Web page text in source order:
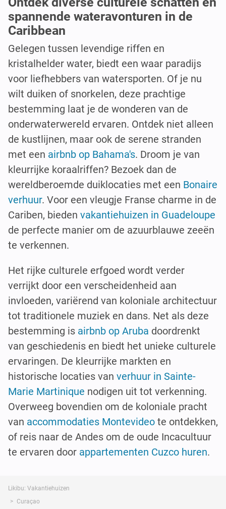
spannende wateravonturen in de
Caribbean
Gelegen tussen levendige riffen en
kristalhelder water, biedt een waar paradijs
voor liefhebbers van watersporten. Of je nu
wilt duiken of snorkelen, deze prachtige
bestemming laat je de wonderen van de
onderwaterwereld ervaren. Ontdek niet alleen
de kustlijnen, maar ook de serene stranden
met een airbnb op Bahama's. Droom je van
kleurrijke koraalriffen? Bezoek dan de
wereldberoemde duiklocaties met een Bonaire
verhuur. Voor een vleugje Franse charme in de
Cariben, bieden vakantiehuizen in Guadeloupe
de perfecte manier om de azuurblauwe zeeën
te verkennen.
Het rijke culturele erfgoed wordt verder
verrijkt door een verscheidenheid aan
invloeden, variërend van koloniale architectuur
tot traditionele muziek en dans. Net als deze
bestemming is airbnb op Aruba doordrenkt
van geschiedenis en biedt het unieke culturele
ervaringen. De kleurrijke markten en
historische locaties van verhuur in Sainte-
Marie Martinique nodigen uit tot verkenning.
Overweeg bovendien om de koloniale pracht
van accommodaties Montevideo te ontdekken,
of reis naar de Andes om de oude Incacultuur
te ervaren door appartementen Cuzco huren.
Likibu: Vakantiehuizen
Curaçao